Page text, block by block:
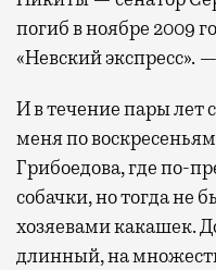
погиб в ноябре 2009
«Невский экспресс». —
И в течение пары лет
меня по
Грибоедова, где по-
собачки, но тогда не
хозяевами какашек.
длинный, на